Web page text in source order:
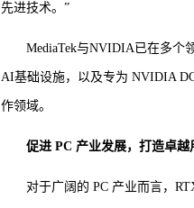
先进技术。”
MediaTek与NVIDIA已在多个
AI基础设施，以及专为 NVIDIA
作领域。
促进 PC 产业发展，打造卓越
对于广阔的 PC 产业而言，